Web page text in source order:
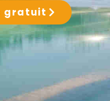
gratuit